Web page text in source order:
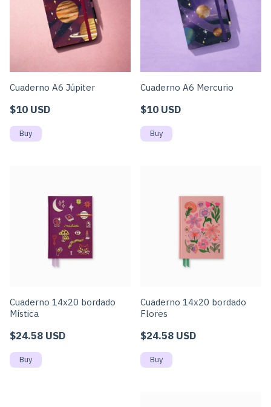
Cuaderno A6 Júpiter
$10 USD
Cuaderno A6 Mercurio
$10 USD
Cuaderno 14x20 bordado
Mística
$24.58 USD
Cuaderno 14x20 bordado
Flores
$24.58 USD